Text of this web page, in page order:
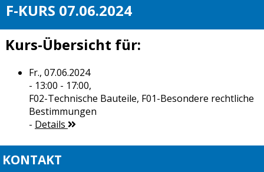
F-KURS 07.06.2024
Kurs-Übersicht für:
Fr., 07.06.2024
- 13:00 - 17:00,
F02-Technische Bauteile, F01-Besondere rechtliche
Bestimmungen
- Details
KONTAKT